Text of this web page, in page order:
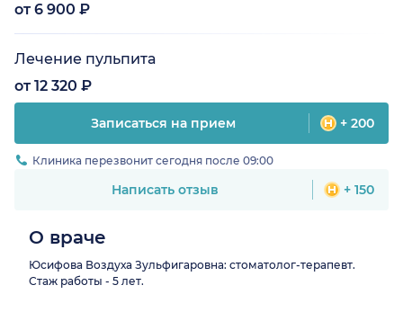
от 6 900 ₽
Лечение пульпита
от 12 320 ₽
Записаться на прием + 200
Клиника перезвонит сегодня после 09:00
Написать отзыв + 150
О враче
Юсифова Воздуха Зульфигаровна: стоматолог-терапевт.
Стаж работы - 5 лет.